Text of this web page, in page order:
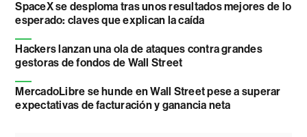
SpaceX se desploma tras unos resultados mejores de lo
esperado: claves que explican la caída
Hackers lanzan una ola de ataques contra grandes
gestoras de fondos de Wall Street
MercadoLibre se hunde en Wall Street pese a superar
expectativas de facturación y ganancia neta